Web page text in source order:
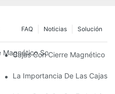
Solución
Noticias
FAQ
Magnético Son La Mejor Opción
Cajas Con Cierre Magnético
Embalaje Para Productos De
La Importancia De Las Cajas